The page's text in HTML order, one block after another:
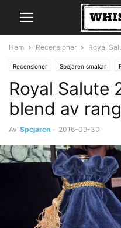
Hem Recensioner Royal
Recensioner Spejaren smakar
Stockholm Beer and Whisky festival
Royal Salute
blend av rang
Av Spejaren - 2016-09-30